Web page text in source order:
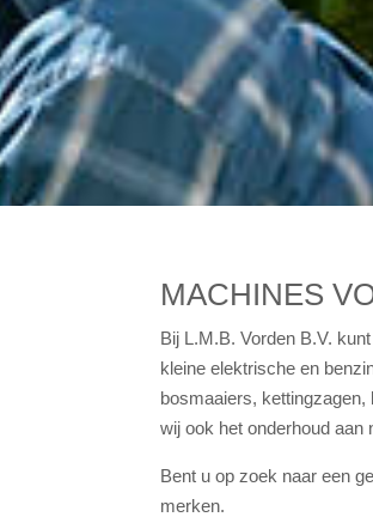
MACHINES
Bij L.M.B. Vorden B.V.
kleine elektrische en
bosmaaiers,
wij ook het onderhoud aan
Bent u op zoek naar een
merken.